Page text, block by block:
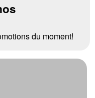
du moment!